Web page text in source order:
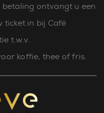
betaling ontvangt u een
ticket in bij Café
t.w.v.
koffie, thee of fris.